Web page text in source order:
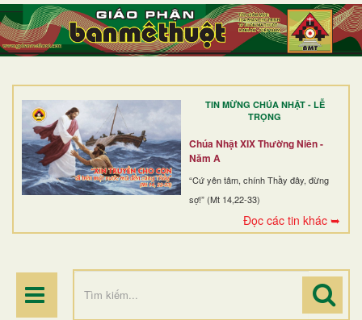
TIN MỪNG CHÚA NHẬT - LỄ
TRỌNG
Chúa Nhật XIX Thường Niên -
Năm A
“Cứ yên tâm, chính Thầy đây, đừng
sợ!” (Mt 14,22-33)
Đọc các tin khác ➥
TRANG NHẤT
GIỚI THIỆU
DÒNG TU
BAN MỤC VỤ
ĐOÀN THỂ CG
ĐIỂM HÀNH HƯƠNG